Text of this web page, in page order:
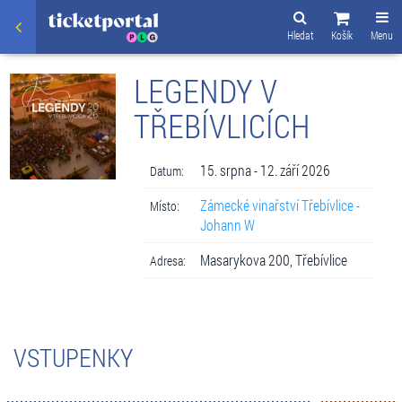
Menu
Košík
Hledat
LEGENDY V
TŘEBÍVLICÍCH
Datum: 15. srpna - 12. září 2026
Místo:
Zámecké vinařství Třebívlice -
Johann W
Adresa: Masarykova 200, Třebívlice
VSTUPENKY